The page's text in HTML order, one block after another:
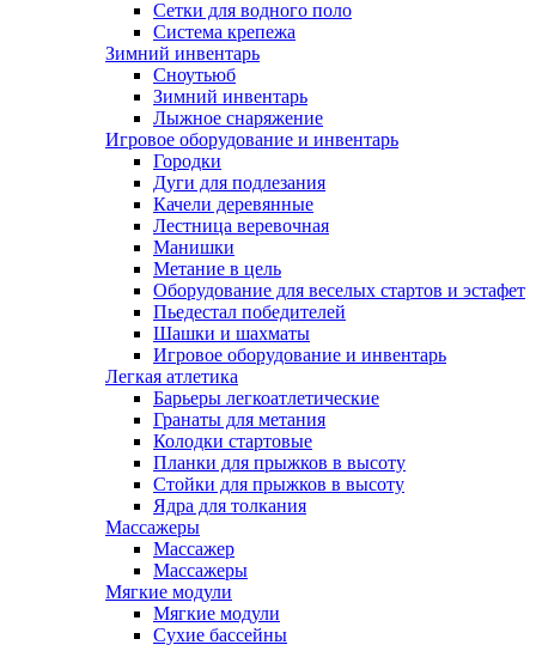
Сетки для водного поло
Система крепежа
Зимний инвентарь
Сноутьюб
Зимний инвентарь
Лыжное снаряжение
Игровое оборудование и инвентарь
Городки
Дуги для подлезания
Качели деревянные
Лестница веревочная
Манишки
Метание в цель
Оборудование для веселых стартов и эстафет
Пьедестал победителей
Шашки и шахматы
Игровое оборудование и инвентарь
Легкая атлетика
Барьеры легкоатлетические
Гранаты для метания
Колодки стартовые
Планки для прыжков в высоту
Стойки для прыжков в высоту
Ядра для толкания
Массажеры
Массажер
Массажеры
Мягкие модули
Мягкие модули
Сухие бассейны